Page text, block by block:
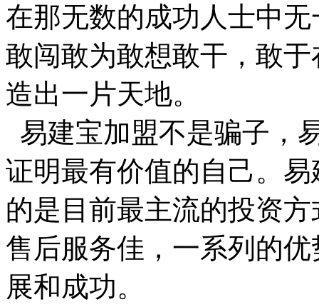
在那无数的成功人士中
敢闯敢为敢想敢干，敢
造出一片天地。
易建宝加盟不是骗子，
证明最有价值的自己。
的是目前最主流的投资
售后服务佳，一系列的
展和成功。